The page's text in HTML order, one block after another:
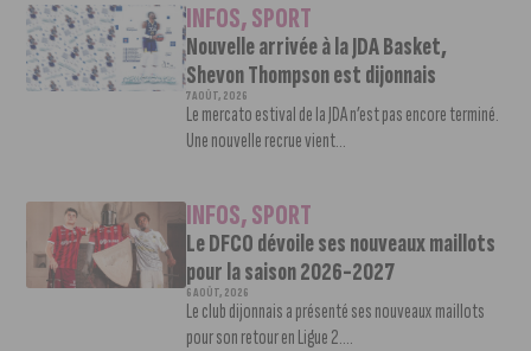
INFOS,SPORT
Nouvelle arrivée à la JDA Basket,
Shevon Thompson est dijonnais
7 AOÛT, 2026
Le mercato estival de la JDA n’est pas encore terminé.
Une nouvelle recrue vient...
INFOS,SPORT
Le DFCO dévoile ses nouveaux maillots
pour la saison 2026-2027
6 AOÛT, 2026
Le club dijonnais a présenté ses nouveaux maillots
pour son retour en Ligue 2....